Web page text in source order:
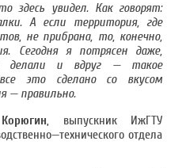
здесь увидел. Как говорят:
А если территория, где
не прибрана, то, конечно,
Сегодня я потрясен даже,
делали и вдруг — такое
это сделано со вкусом
— правильно.
, выпускник ИжГТУ
отдела